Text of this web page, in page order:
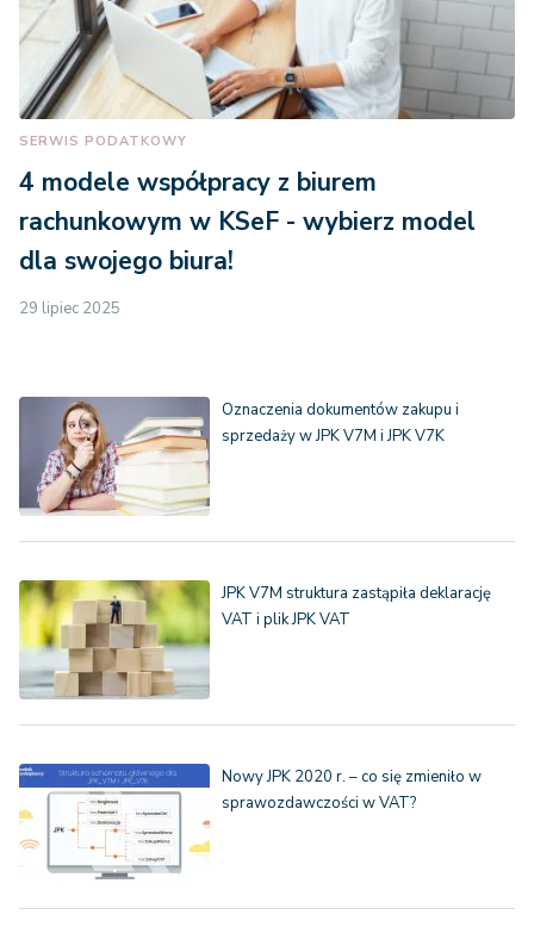
SERWIS PODATKOWY
4 modele współpracy z biurem
rachunkowym w KSeF - wybierz model
dla swojego biura!
29 lipiec 2025
Oznaczenia dokumentów zakupu i
sprzedaży w JPK V7M i JPK V7K
JPK V7M struktura zastąpiła deklarację
VAT i plik JPK VAT
Nowy JPK 2020 r. – co się zmieniło w
sprawozdawczości w VAT?